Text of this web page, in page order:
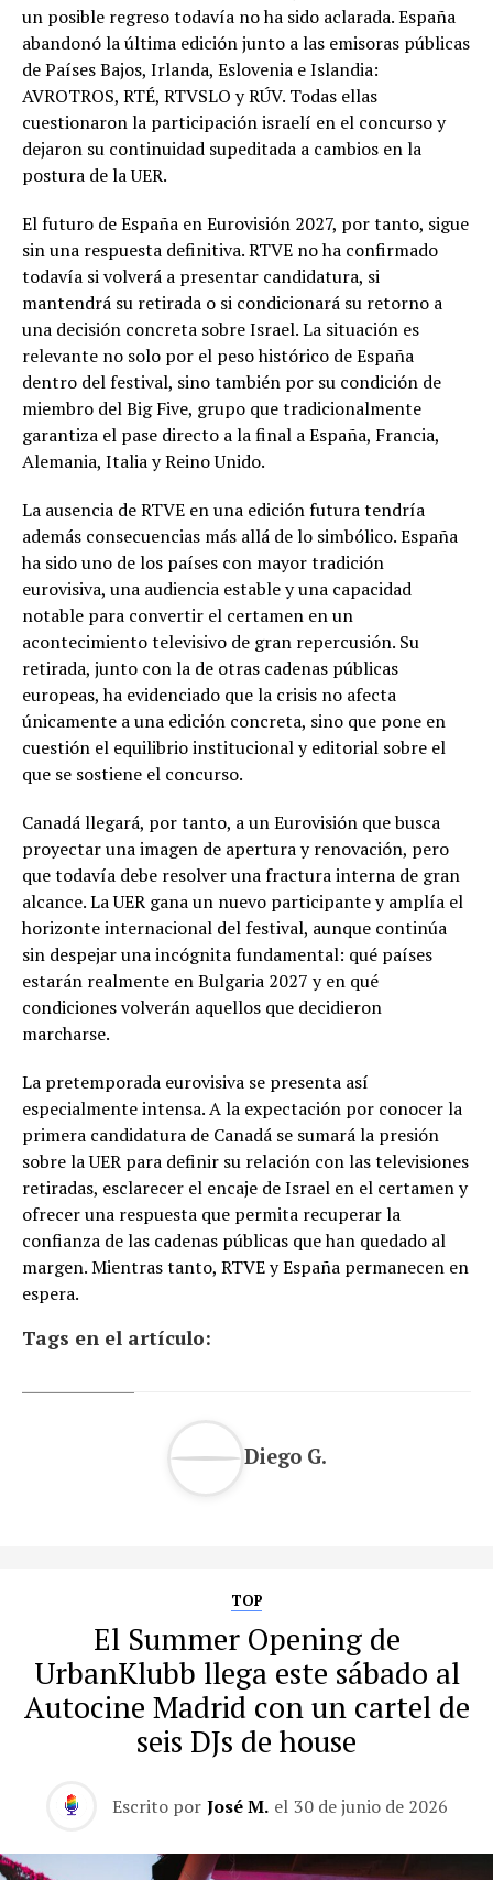
un posible regreso todavía no ha sido aclarada. España
abandonó la última edición junto a las emisoras públicas
de Países Bajos, Irlanda, Eslovenia e Islandia:
AVROTROS, RTÉ, RTVSLO y RÚV. Todas ellas
cuestionaron la participación israelí en el concurso y
dejaron su continuidad supeditada a cambios en la
postura de la UER.
El futuro de España en Eurovisión 2027, por tanto, sigue
sin una respuesta definitiva. RTVE no ha confirmado
todavía si volverá a presentar candidatura, si
mantendrá su retirada o si condicionará su retorno a
una decisión concreta sobre Israel. La situación es
relevante no solo por el peso histórico de España
dentro del festival, sino también por su condición de
miembro del Big Five, grupo que tradicionalmente
garantiza el pase directo a la final a España, Francia,
Alemania, Italia y Reino Unido.
La ausencia de RTVE en una edición futura tendría
además consecuencias más allá de lo simbólico. España
ha sido uno de los países con mayor tradición
eurovisiva, una audiencia estable y una capacidad
notable para convertir el certamen en un
acontecimiento televisivo de gran repercusión. Su
retirada, junto con la de otras cadenas públicas
europeas, ha evidenciado que la crisis no afecta
únicamente a una edición concreta, sino que pone en
cuestión el equilibrio institucional y editorial sobre el
que se sostiene el concurso.
Canadá llegará, por tanto, a un Eurovisión que busca
proyectar una imagen de apertura y renovación, pero
que todavía debe resolver una fractura interna de gran
alcance. La UER gana un nuevo participante y amplía el
horizonte internacional del festival, aunque continúa
sin despejar una incógnita fundamental: qué países
estarán realmente en Bulgaria 2027 y en qué
condiciones volverán aquellos que decidieron
marcharse.
La pretemporada eurovisiva se presenta así
especialmente intensa. A la expectación por conocer la
primera candidatura de Canadá se sumará la presión
sobre la UER para definir su relación con las televisiones
retiradas, esclarecer el encaje de Israel en el certamen y
ofrecer una respuesta que permita recuperar la
confianza de las cadenas públicas que han quedado al
margen. Mientras tanto, RTVE y España permanecen en
espera.
Tags en el artículo:
Diego G.
TOP
El Summer Opening de
UrbanKlubb llega este sábado al
Autocine Madrid con un cartel de
seis DJs de house
Escrito por José M. el 30 de junio de 2026